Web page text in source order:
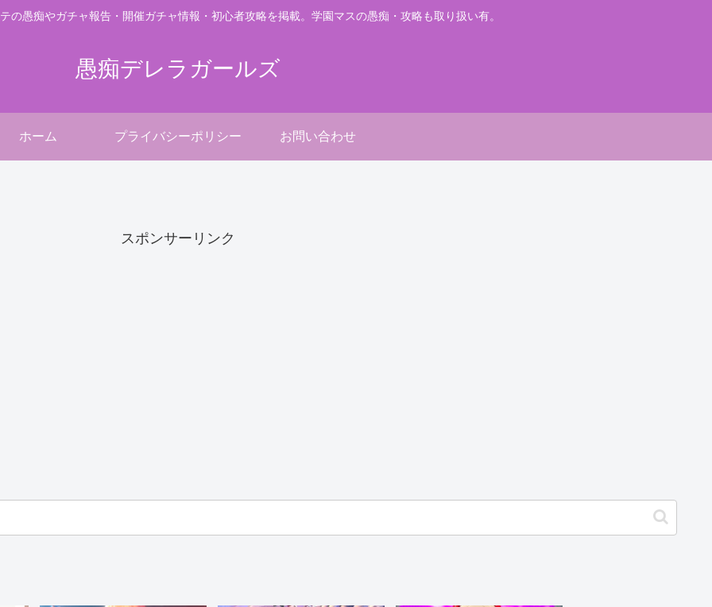
の愚痴やガチャ報告・開催ガチャ情報・初心者攻略を掲載。学園マスの愚痴・攻略も取り扱い有。
愚痴デレラガールズ
ホーム プライバシーポリシー お問い合わせ
スポンサーリンク